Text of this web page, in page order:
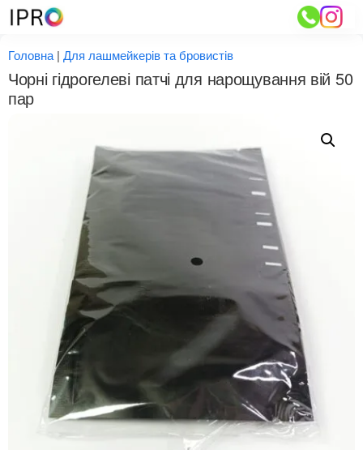
Перейти
до
Головна | Для лашмейкерів та бровистів
Чорні гідрогелеві патчі для нарощування вій 50
пар